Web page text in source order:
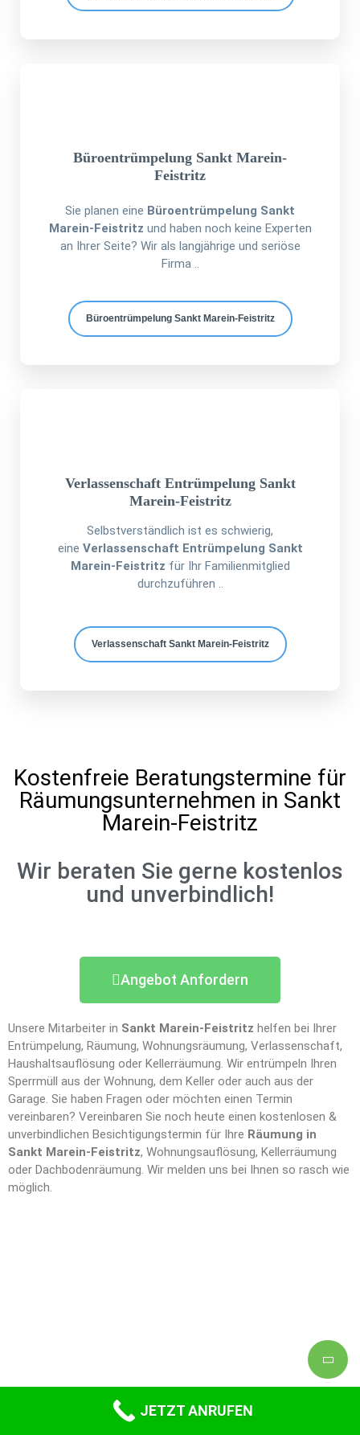
Büroentrümpelung Sankt Marein-
Feistritz
Sie planen eine Büroentrümpelung Sankt
Marein-Feistritz und haben noch keine Experten
an Ihrer Seite? Wir als langjährige und seriöse
Firma ..
Büroentrümpelung Sankt Marein-Feistritz
Verlassenschaft Entrümpelung Sankt
Marein-Feistritz
Selbstverständlich ist es schwierig,
eine Verlassenschaft Entrümpelung Sankt
Marein-Feistritz für Ihr Familienmitglied
durchzuführen ..
Verlassenschaft Sankt Marein-Feistritz
Kostenfreie Beratungstermine für
Räumungsunternehmen in Sankt
Marein-Feistritz
Wir beraten Sie gerne kostenlos
und unverbindlich!
Angebot Anfordern
Unsere Mitarbeiter in Sankt Marein-Feistritz helfen bei Ihrer
Entrümpelung, Räumung, Wohnungsräumung, Verlassenschaft,
Haushaltsauflösung oder Kellerräumung. Wir entrümpeln Ihren
Sperrmüll aus der Wohnung, dem Keller oder auch aus der
Garage. Sie haben Fragen oder möchten einen Termin
vereinbaren? Vereinbaren Sie noch heute einen kostenlosen &
unverbindlichen Besichtigungstermin für Ihre Räumung in
Sankt Marein-Feistritz, Wohnungsauflösung, Kellerräumung
oder Dachbodenräumung. Wir melden uns bei Ihnen so rasch wie
möglich.
JETZT ANRUFEN